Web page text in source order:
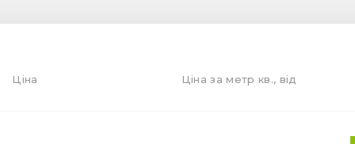
Ціна Ціна за метр кв., від